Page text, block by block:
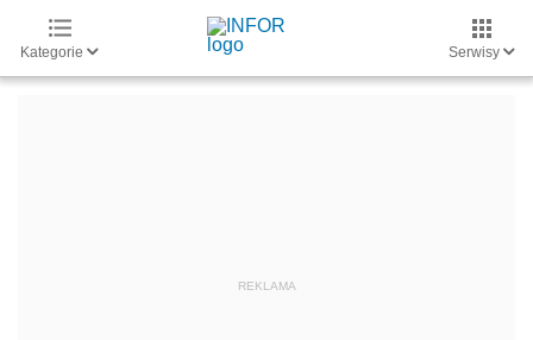
Kategorie Serwisy